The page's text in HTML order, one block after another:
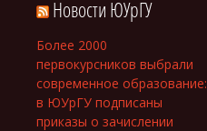
Новости ЮУрГУ
Более 2000
первокурсников выбрали
современное образование:
в ЮУрГУ подписаны
приказы о зачислении